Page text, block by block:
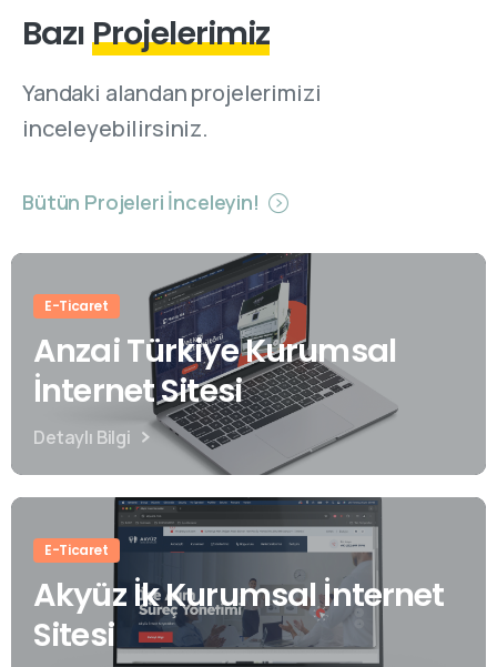
BazıProjelerimiz
Yandaki alandan projelerimizi
inceleyebilirsiniz.
Bütün Projeleri İnceleyin!
E-Ticaret
Anzai Türkiye Kurumsal
İnternet Sitesi
Detaylı Bilgi
E-Ticaret
Akyüz İk Kurumsal İnternet
Sitesi